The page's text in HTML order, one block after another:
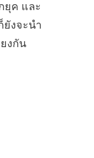
ยุค และ
งจะนำ
งกัน